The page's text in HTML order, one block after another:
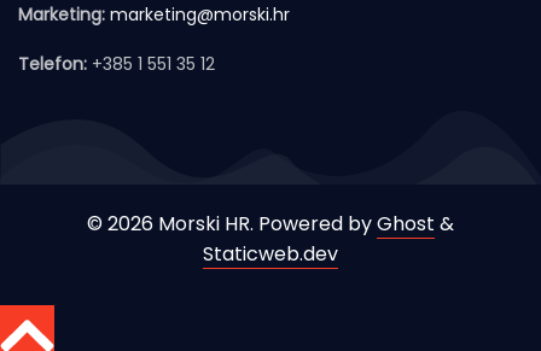
Marketing: marketing@morski.hr
Telefon: +385 1 551 35 12
© 2026 Morski HR. Powered byGhost &
Staticweb.dev